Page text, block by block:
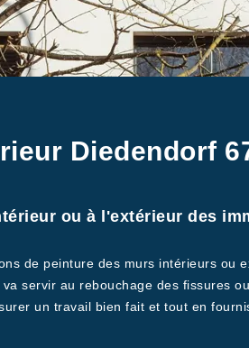
Diedendorf
ou à l'extérieur des
de peinture des murs intérieurs ou
servir au rebouchage des fissures
un travail bien fait et tout en